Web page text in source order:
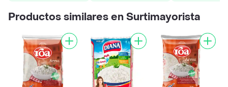
Productos similares en Surtimayorista